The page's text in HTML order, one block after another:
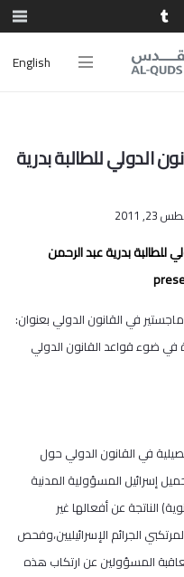
English
الدولي للطالبة بدرية
2011
للطالبة بدرية عبد الرحمن
في القانون الدولي بعنوان:
2009) على قطاع غزة في ضوء قواعد القانون الدولي
في القانون الدولي حول
إسرائيل المسؤولية المدنية
الناتجة عن أفعالها غير
الجرائم الإسرائيليين،وفحص
المسؤولين عن ارتكاب هذه